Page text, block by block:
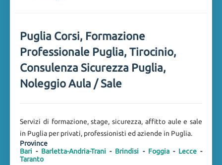
Puglia Corsi, Formazione
Professionale Puglia, Tirocinio,
Consulenza Sicurezza Puglia,
Noleggio Aula / Sale
Servizi di formazione, stage, sicurezza, affitto aule e sale
in Puglia per privati, professionisti ed aziende in Puglia.
Province
Bari - Barletta-Andria-Trani - Brindisi - Foggia- Lecce-
Taranto